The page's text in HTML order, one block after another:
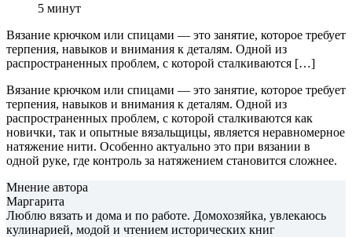
5 минут
Вязание крючком или спицами — это занятие, которое требует
терпения, навыков и внимания к деталям. Одной из
распространенных проблем, с которой сталкиваются […]
Вязание крючком или спицами — это занятие, которое требует
терпения, навыков и внимания к деталям. Одной из
распространенных проблем, с которой сталкиваются как
новички, так и опытные вязальщицы, является неравномерное
натяжение нити. Особенно актуально это при вязании в
одной руке, где контроль за натяжением становится сложнее.
Мнение автора
Маргарита
Люблю вязать и дома и по работе. Домохозяйка, увлекаюсь
кулинарией, модой и чтением исторических книг